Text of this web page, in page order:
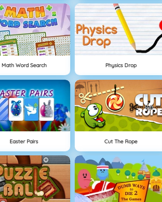
Math Word Search Physics Drop
Easter Pairs Cut The Rope